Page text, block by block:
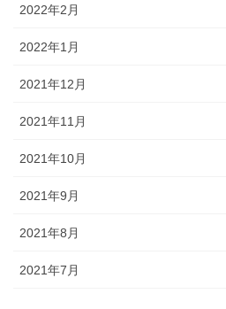
2022年2月
2022年1月
2021年12月
2021年11月
2021年10月
2021年9月
2021年8月
2021年7月